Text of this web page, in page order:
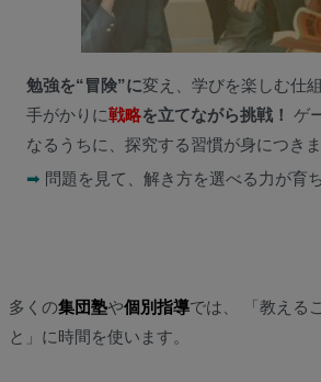
勉強を“冒険”に変え、学びを楽しむ仕
手がかりに戦略を立てながら挑戦！ ゲ
なるうちに、探究する習慣が身につきま
➡ 問題を見て、解き方を選べる力が育ち
多くの集団塾や個別指導では、 「教える
と」に時間を使います。